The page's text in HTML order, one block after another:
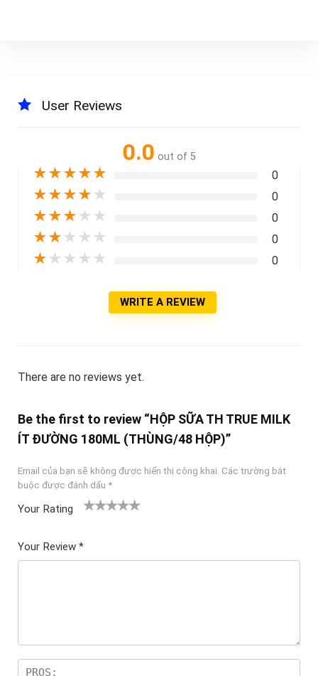
User Reviews
0.0 out of 5
★★★★★ 0
★★★★ ★ 0
★★★ ★ ★ 0
★★ ★ ★ ★ 0
★ ★ ★ ★ ★ 0
WRITE A REVIEW
There are no reviews yet.
Be the first to review “HỘP SỮA TH TRUE MILK
ÍT ĐƯỜNG 180ML (THÙNG/48 HỘP)”
Email của bạn sẽ không được hiển thị công khai. Các trường bắt
buộc được đánh dấu *
Your Rating
ê
5
Your Review *